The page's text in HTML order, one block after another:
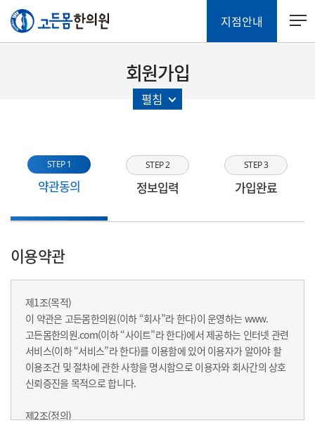
지점안내
회원가입
펼침
STEP 1
약관동의
STEP 2
정보입력
STEP 3
가입완료
이용약관
제1조(목적)
이 약관은 고든몸한의원(이하 “회사”라 한다)이 운영하는 www.
고든몸한의원.com(이하 “사이트”라 한다)에서 제공하는 인터넷 관련
서비스(이하 “서비스”라 한다)를 이용함에 있어 이용자가 알아야 할
이용조건 및 절차에 관한 사항을 명시함으로 이용자와 회사간의 상호
신뢰증진을 목적으로 합니다.
제2조(정의)